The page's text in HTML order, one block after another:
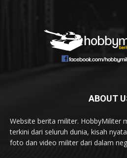
ABOUT
Website berita militer. HobbyMiliter
terkini dari seluruh dunia, kisah
foto dan video militer dari dalam